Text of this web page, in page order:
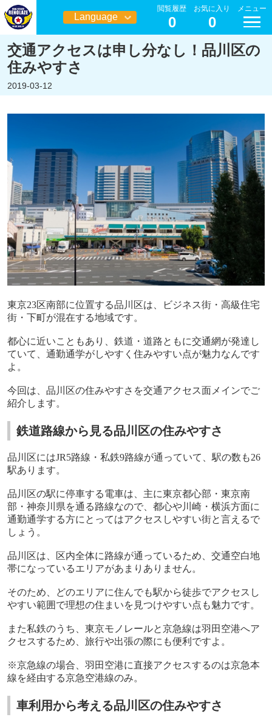
Language
日本語
閲覧履歴
0
お気に入り
0
メニュー
交通アクセスは申し分なし！品川区の
住みやすさ
2019-03-12
東京23区南部に位置する品川区は、ビジネス街・高級住宅
街・下町が混在する地域です。
都心に近いこともあり、鉄道・道路ともに交通網が発達し
ていて、通勤通学がしやすく住みやすい点が魅力なんです
よ。
今回は、品川区の住みやすさを交通アクセス面メインでご
紹介します。
鉄道路線から見る品川区の住みやすさ
品川区にはJR5路線・私鉄9路線が通っていて、駅の数も26
駅あります。
品川区の駅に停車する電車は、主に東京都心部・東京南
部・神奈川県を通る路線なので、都心や川崎・横浜方面に
通勤通学する方にとってはアクセスしやすい街と言えるで
しょう。
品川区は、区内全体に路線が通っているため、交通空白地
帯になっているエリアがあまりありません。
そのため、どのエリアに住んでも駅から徒歩でアクセスし
やすい範囲で理想の住まいを見つけやすい点も魅力です。
また私鉄のうち、東京モノレールと京急線は羽田空港へア
クセスするため、旅行や出張の際にも便利ですよ。
※京急線の場合、羽田空港に直接アクセスするのは京急本
線を経由する京急空港線のみ。
車利用から考える品川区の住みやすさ